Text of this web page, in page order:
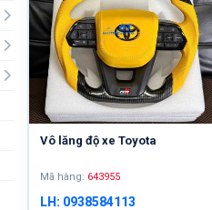
Vô lăng độ xe Toyota
Mã hàng: 643955
LH: 0938584113